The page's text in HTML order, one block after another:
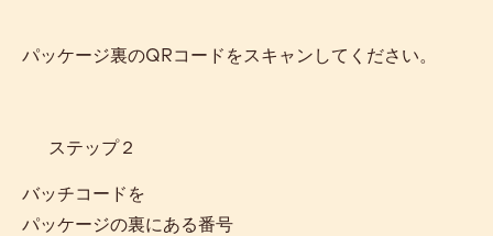
パッケージ裏のQRコードをスキャンしてください。
ステップ２
バッチコードを
パッケージの裏にある番号